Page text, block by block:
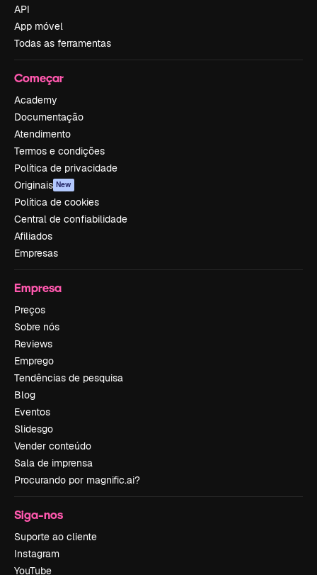
API
App móvel
Todas as ferramentas
Começar
Academy
Documentação
Atendimento
Termos e condições
Política de privacidade
Originais New
Política de cookies
Central de confiabilidade
Afiliados
Empresas
Empresa
Preços
Sobre nós
Reviews
Emprego
Tendências de pesquisa
Blog
Eventos
Slidesgo
Vender conteúdo
Sala de imprensa
Procurando por magnific.ai?
Siga-nos
Suporte ao cliente
Instagram
YouTube